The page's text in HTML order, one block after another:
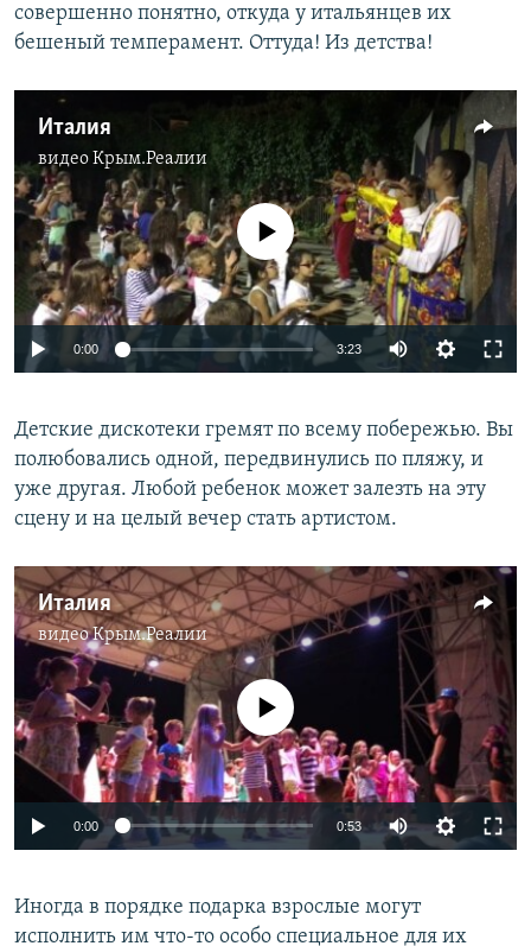
совершенно понятно, откуда у итальянцев их
бешеный темперамент. Оттуда! Из детства!
Италия
видеоКрым.Реалии
No media source currently available
0:00 3:23
Детские дискотеки гремят по всему побережью. Вы
полюбовались одной, передвинулись по пляжу, и
уже другая. Любой ребенок может залезть на эту
сцену и на целый вечер стать артистом.
Италия
видеоКрым.Реалии
No media source currently available
0:00 0:53
Иногда в порядке подарка взрослые могут
исполнить им что-то особо специальное для их